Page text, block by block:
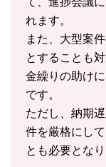
れます。
また、大型案
とすることも
金繰りの助け
です。
ただし、納期
件を厳格にし
とも必要となり